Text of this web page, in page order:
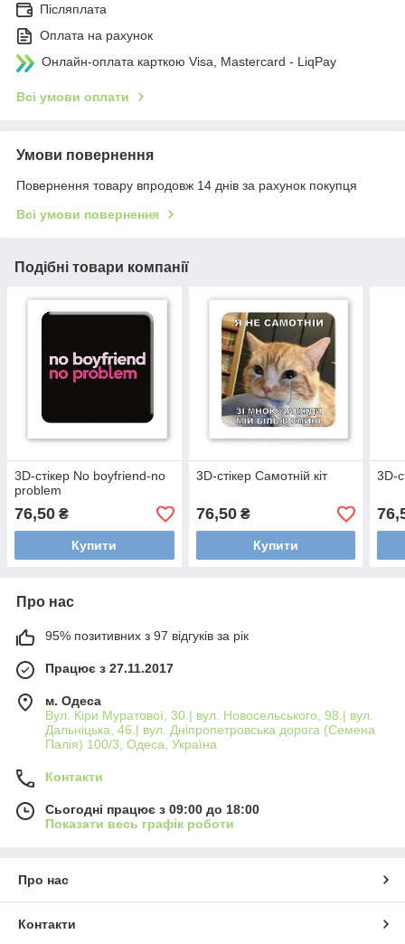
Післяплата
Оплата на рахунок
Онлайн-оплата карткою Visa, Mastercard - LiqPay
Всі умови оплати
Умови повернення
Повернення товару впродовж 14 днів за рахунок покупця
Всі умови повернення
Подібні товари компанії
3D-стікер No boyfriend-no
problem
76,50 ₴
Купити
3D-стікер Самотній кіт
76,50₴
Купити
3D-
Про нас
95% позитивних з 97 відгуків за рік
Працює з 27.11.2017
м. Одеса
Вул. Кіри Муратової, 30.| вул. Новосельського, 98.| вул.
Дальніцька, 46.| вул. Дніпропетровська дорога (Семена
Палія) 100/3, Одеса, Україна
Контакти
Сьогодні працює з 09:00 до 18:00
Показати весь графік роботи
Про нас
Контакти